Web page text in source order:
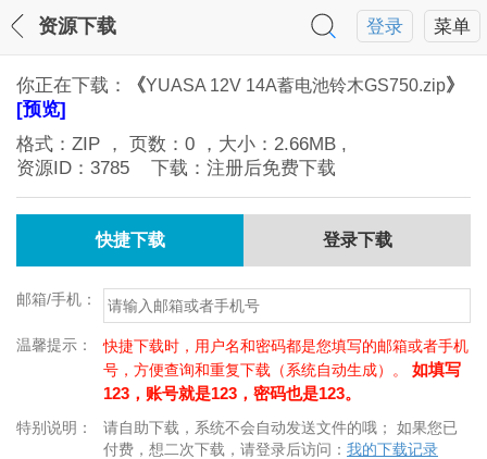
菜单
登录
资源下载
你正在下载： 《YUASA 12V 14A蓄电池铃木GS750.zip》
[预览]
格式： ZIP ， 页数： 0 ，大小： 2.66MB ,
资源ID： 3785 下载：注册后免费下载
快捷下载 登录下载
邮箱/手机：
温馨提示：
快捷下载时，用户名和密码都是您填写的邮箱或者手机
号，方便查询和重复下载（系统自动生成）。 如填写
123，账号就是123，密码也是123。
特别说明：
请自助下载，系统不会自动发送文件的哦； 如果您已
付费，想二次下载，请登录后访问： 我的下载记录